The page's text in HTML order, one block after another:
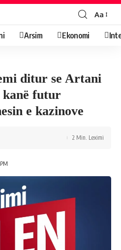
Aa
Arsim Ekonomi
ditur se Artani
kanë futur
e kazinove
2 Min. Leximi